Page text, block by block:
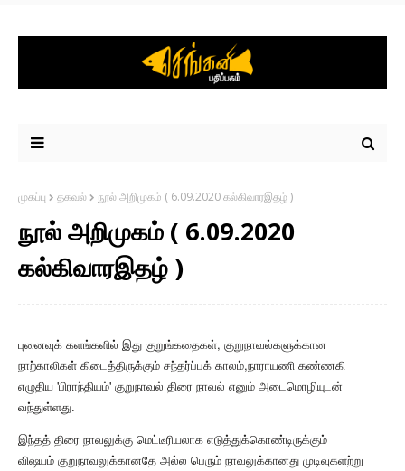
முகப்பு தகவல் நூல் அறிமுகம் ( 6.09.2020 கல்கிவாரஇதழ் )
நூல் அறிமுகம் ( 6.09.2020
கல்கிவாரஇதழ் )
புனைவுக் களங்களில் இது குறுங்கதைகள், குறுநாவல்களுக்கான
நாற்காலிகள் கிடைத்திருக்கும் சந்தர்ப்பக் காலம்,நாராயணி கண்ணகி
எழுதிய 'பிராந்தியம்' குறுநாவல் திரை நாவல் எனும் அடைமொழியுடன்
வந்துள்ளது.
இந்தத் திரை நாவலுக்கு மெட்டீரியலாக எடுத்துக்கொண்டிருக்கும்
விஷயம் குறுநாவலுக்கானதே அல்ல பெரும் நாவலுக்கானது முடிவுகளற்று